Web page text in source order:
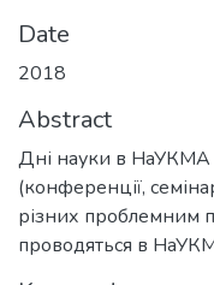
Date
2018
Abstract
Дні науки в НаУКМА -
(конференції,
різних проблемним
проводяться в